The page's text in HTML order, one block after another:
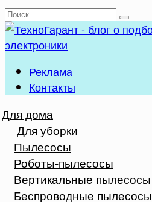
Перейти
к
содержанию
Search
for:
Реклама
Контакты
Для дома
Для уборки
Пылесосы
Роботы-пылесосы
Вертикальные пылесосы
Беспроводные пылесосы